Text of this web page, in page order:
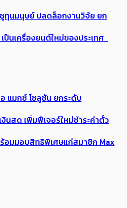
ทุนมนุษย์ ปลดล็อกงานวิจัย ยก
นเครื่องยนต์ใหม่ของประเทศ
แมกซ์ โซลูชัน ยกระดับ
นสด เพิ่มฟีเจอร์ใหม่ชำระค่าตั๋ว
อมมอบสิทธิพิเศษแก่สมาชิก Max